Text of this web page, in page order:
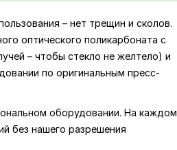
– нет трещин и сколов.
оптического поликарбоната с
– чтобы стекло не желтело) и
по оригинальным пресс-
оборудовании. На каждом
без нашего разрешения